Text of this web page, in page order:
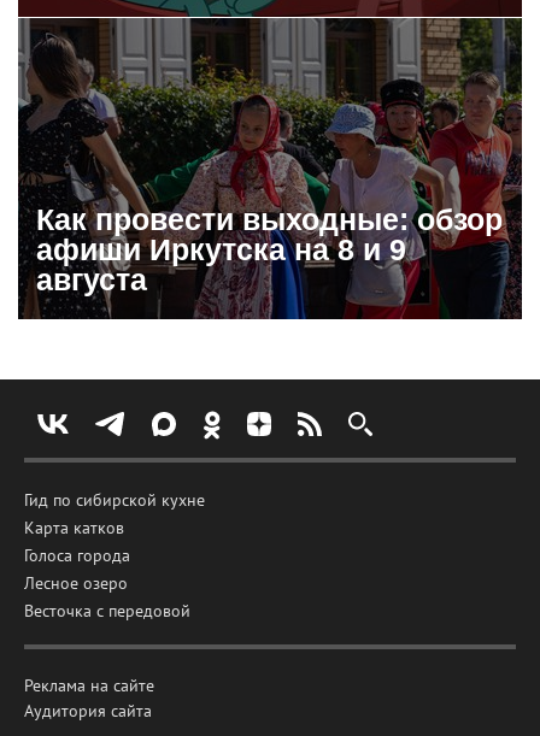
Как провести выходные: обзор
афиши Иркутска на 8 и 9
августа
Гид по сибирской кухне
Карта катков
Голоса города
Лесное озеро
Весточка с передовой
Реклама на сайте
Аудитория сайта